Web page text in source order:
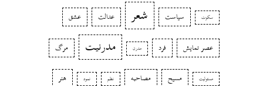
سکوت سیاست شعر عدالت عشق
عصر نمایش فرد مدرن مدرنیت مرگ
مسئولیت مسیح مصاحبه نظم نمود هنر